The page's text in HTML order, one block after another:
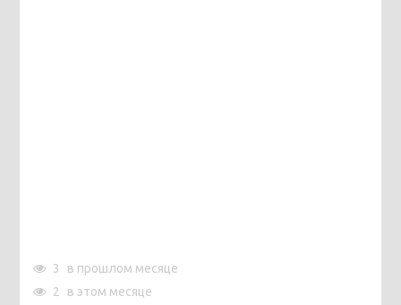
3
в прошлом месяце
2
в этом месяце